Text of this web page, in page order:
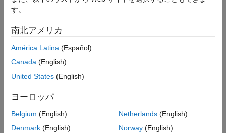
Release 2022a
ドキュメンテーションのアーカイブを表示
す。
南北アメリカ
América Latina (Español)
Canada (English)
United States (English)
ヨーロッパ
Belgium (English)
Denmark (English)
Netherlands(English)
Norway(English)